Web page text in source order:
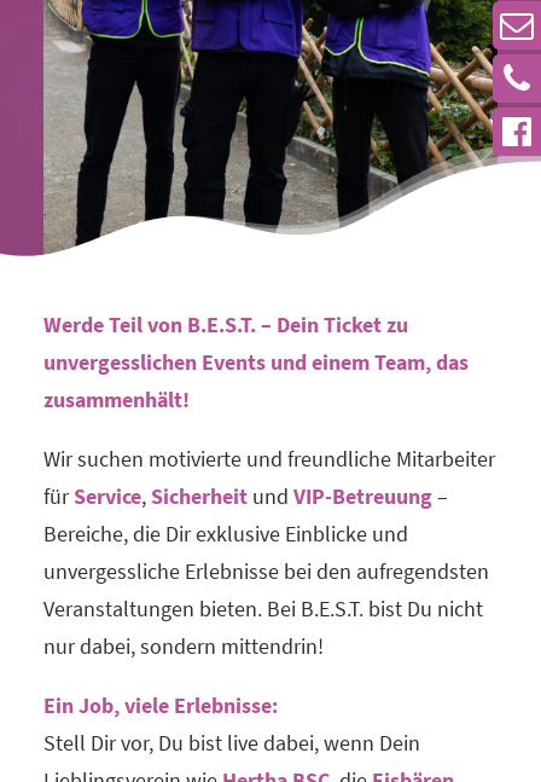
Werde Teil von B.E.S.T. – Dein Ticket zu
unvergesslichen Events und einem Team, das
zusammenhält!
Wir suchen motivierte und freundliche Mitarbeiter
fürService, Sicherheit und VIP-Betreuung–
Bereiche, die Dir exklusive Einblicke und
unvergessliche Erlebnisse bei den aufregendsten
Veranstaltungen bieten. Bei B.E.S.T. bist Du nicht
nur dabei, sondern mittendrin!
Ein Job, viele Erlebnisse:
Stell Dir vor, Du bist live dabei, wenn Dein